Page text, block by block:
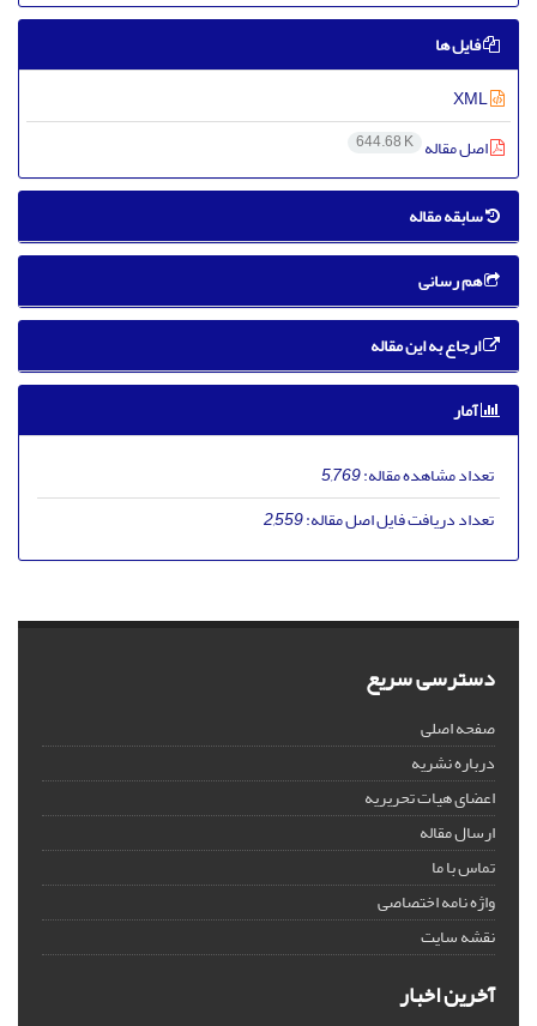
فایل ها
اصل مقاله 644.68 K
سابقه مقاله
هم رسانی
ارجاع به این مقاله
آمار
تعداد مشاهده مقاله:5,769
تعداد دریافت فایل اصل مقاله:2,559
دسترسی سریع
صفحه اصلی
درباره نشریه
اعضای هیات تحریریه
ارسال مقاله
تماس با ما
واژه نامه اختصاصی
نقشه سایت
آخرین اخبار